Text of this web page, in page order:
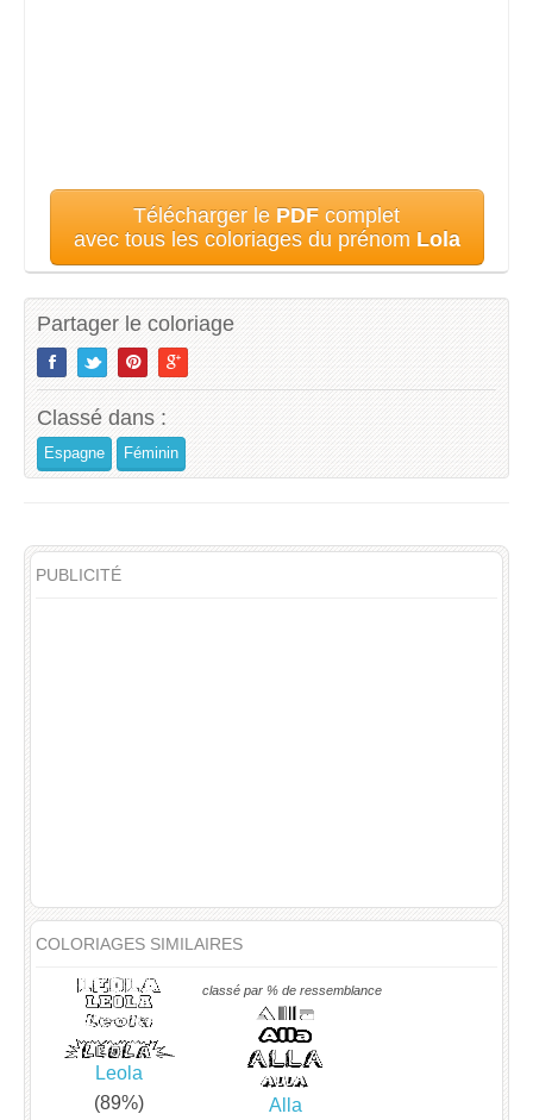
Télécharger le PDF complet
avec tous les coloriages du prénom Lola
Partager le coloriage
Classé dans :
Espagne Féminin
PUBLICITÉ
COLORIAGES SIMILAIRES
classé par % de ressemblance
Leola
(89%)
Alla